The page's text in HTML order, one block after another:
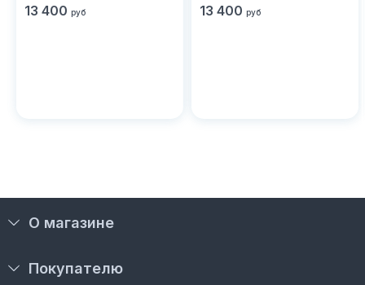
13 400 руб 13 400 руб
О магазине
Покупателю